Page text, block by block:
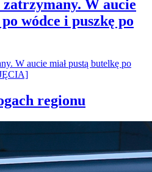
W aucie
wódce i puszkę po
regionu